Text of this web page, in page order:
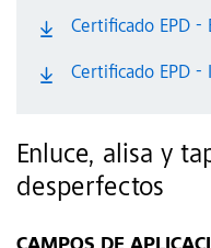
Certificado EPD -
Certificado EPD -
Enluce, alisa y
desperfectos